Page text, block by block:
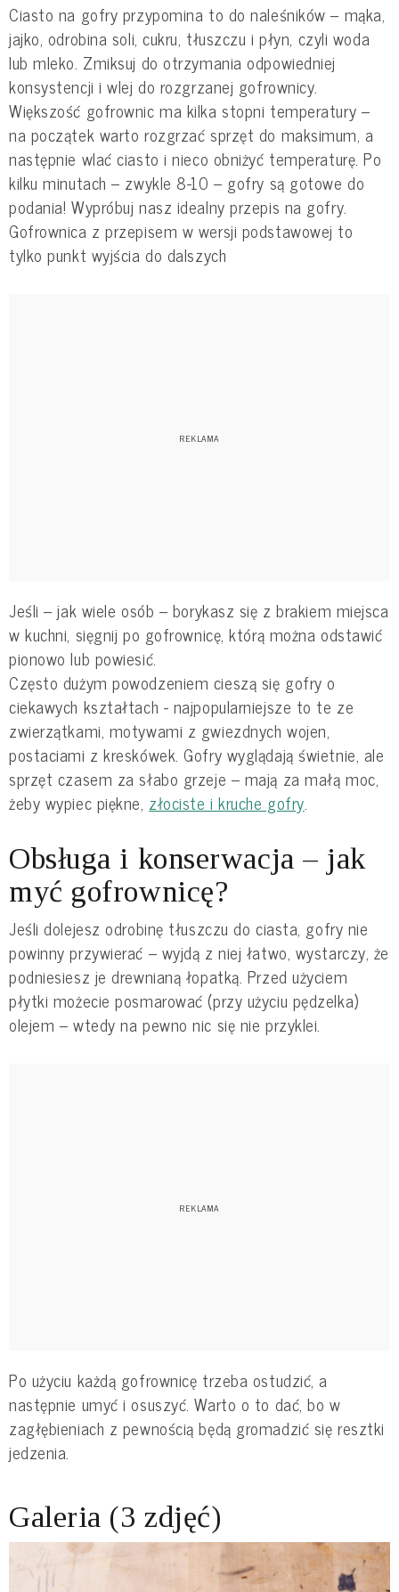
Ciasto na gofry przypomina to do naleśników – mąka,
jajko, odrobina soli, cukru, tłuszczu i płyn, czyli woda
lub mleko. Zmiksuj do otrzymania odpowiedniej
konsystencji i wlej do rozgrzanej gofrownicy.
Większość gofrownic ma kilka stopni temperatury –
na początek warto rozgrzać sprzęt do maksimum, a
następnie wlać ciasto i nieco obniżyć temperaturę. Po
kilku minutach – zwykle 8-10 – gofry są gotowe do
podania! Wypróbuj nasz idealnyprzepis na gofry.
Gofrownica z przepisem w wersji podstawowej to
tylko punkt wyjścia do dalszych
Jeśli – jak wiele osób – borykasz się z brakiem miejsca
w kuchni, sięgnij po gofrownicę, którą można odstawić
pionowo lub powiesić.
Często dużym powodzeniem cieszą się gofry o
ciekawych kształtach - najpopularniejsze to te ze
zwierzątkami, motywami z gwiezdnych wojen,
postaciami z kreskówek. Gofry wyglądają świetnie, ale
sprzęt czasem za słabo grzeje – mają za małą moc,
żeby wypiec piękne, złociste i kruche gofry.
Obsługa i konserwacja – jak
myć gofrownicę?
Jeśli dolejesz odrobinę tłuszczu do ciasta, gofry nie
powinny przywierać – wyjdą z niej łatwo, wystarczy, że
podniesiesz je drewnianą łopatką. Przed użyciem
płytki możecie posmarować (przy użyciu pędzelka)
olejem – wtedy na pewno nic się nie przyklei.
Po użyciu każdą gofrownicę trzeba ostudzić, a
następnie umyć i osuszyć. Warto o to dać, bo w
zagłębieniach z pewnością będą gromadzić się resztki
jedzenia.
Galeria (3 zdjęć)